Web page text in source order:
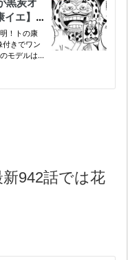
942話では花